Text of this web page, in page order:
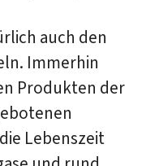
auch den
Immerhin
Produkten der
Lebenszeit